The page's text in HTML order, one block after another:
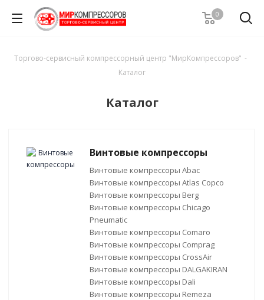
0
Торгово-сервисный компрессорный центр "МирКомпрессоров" -
Каталог
Каталог
Винтовые компрессоры
Винтовые компрессоры Abac
Винтовые компрессоры Atlas Copco
Винтовые компрессоры Berg
Винтовые компрессоры Chicago
Pneumatic
Винтовые компрессоры Comaro
Винтовые компрессоры Comprag
Винтовые компрессоры CrossAir
Винтовые компрессоры DALGAKIRAN
Винтовые компрессоры Dali
Винтовые компрессоры Remeza